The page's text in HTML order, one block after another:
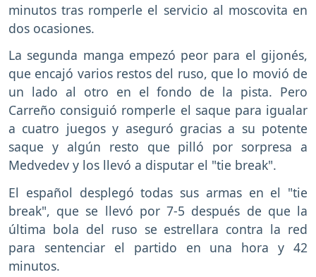
minutos tras romperle el servicio al moscovita en
dos ocasiones.
La segunda manga empezó peor para el gijonés,
que encajó varios restos del ruso, que lo movió de
un lado al otro en el fondo de la pista. Pero
Carreño consiguió romperle el saque para igualar
a cuatro juegos y aseguró gracias a su potente
saque y algún resto que pilló por sorpresa a
Medvedev y los llevó a disputar el "tie break".
El español desplegó todas sus armas en el "tie
break", que se llevó por 7-5 después de que la
última bola del ruso se estrellara contra la red
para sentenciar el partido en una hora y 42
minutos.